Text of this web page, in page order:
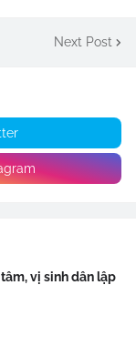
Next Post
vị sinh dân lập